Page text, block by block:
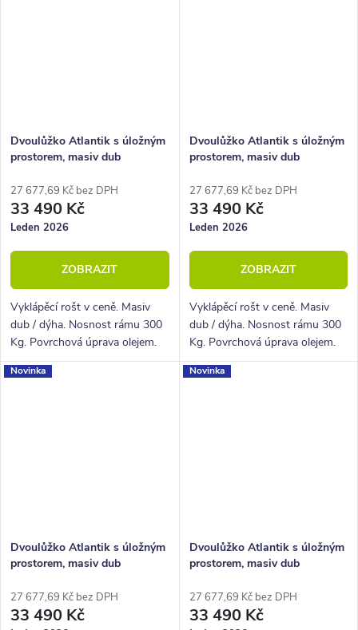
Dvoulůžko Atlantik s úložným
prostorem, masiv dub
27 677,69 Kč bez DPH
33 490 Kč
Leden 2026
ZOBRAZIT
Vyklápěcí rošt v ceně. Masiv
dub / dýha. Nosnost rámu 300
Kg. Povrchová úprava olejem.
Dvoulůžko Atlantik s úložným
prostorem, masiv dub
27 677,69 Kč bez DPH
33 490 Kč
Leden 2026
ZOBRAZIT
Vyklápěcí rošt v ceně. Masiv
dub / dýha. Nosnost rámu 300
Kg. Povrchová úprava olejem.
Novinka
Dvoulůžko Atlantik s úložným
prostorem, masiv dub
ekokůže
27 677,69 Kč bez DPH
33 490 Kč
Novinka
Dvoulůžko Atlantik s úložným
prostorem, masiv dub
27 677,69 Kč bez DPH
33 490 Kč